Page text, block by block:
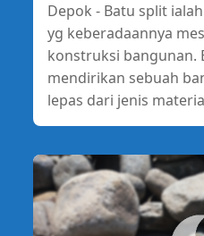
Depok - Batu split
yg keberadaannya
konstruksi bangunan.
mendirikan sebuah
lepas dari jenis